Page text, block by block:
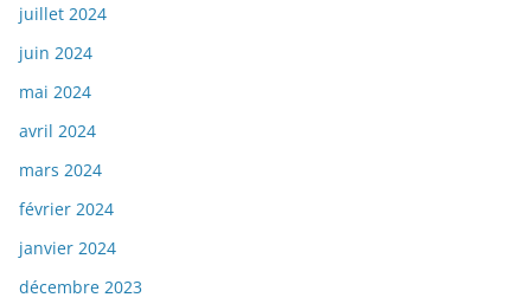
juillet 2024
juin 2024
mai 2024
avril 2024
mars 2024
février 2024
janvier 2024
décembre 2023